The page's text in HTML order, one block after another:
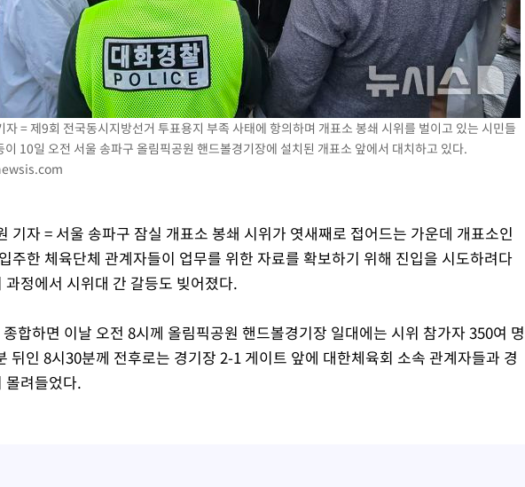
내린 1423.8원 마감
페이스X 로켓 달 충돌 흔적 포착
는 승부차기 끝 과달라하라 격파
풍 지나며 폭염 잠시 꺾인다"
맹공…"공산주의가 최대 위협"
'이란 호르무즈 통제권' 수용할까
대 안해…안정 전력 위해 불가피"
= 제9회 전국동시지방선거 투표용지 부족 사태에 항의하며 개표소 봉쇄 시위를 벌이고 있는 시민들
10일 오전 서울 송파구 올림픽공원 핸드볼경기장에 설치된 개표소 앞에서 대치하고 있다.
기자 = 서울 송파구 잠실 개표소 봉쇄 시위가 엿새째로 접어드는 가운데 개표소인
주한 체육단체 관계자들이 업무를 위한 자료를 확보하기 위해 진입을 시도하려다
정에서 시위대 간 갈등도 빚어졌다.
합하면 이날 오전 8시께 올림픽공원 핸드볼경기장 일대에는 시위 참가자 350여 명
뒤인 8시30분께 전후로는 경기장 2-1 게이트 앞에 대한체육회 소속 관계자들과 경
몰려들었다.